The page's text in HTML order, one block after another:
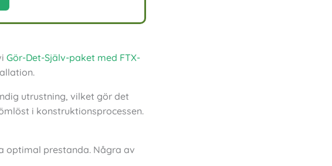
Gör-Det-Själv-paket med FTX-
utrustning, vilket gör det
i konstruktionsprocessen.
optimal prestanda. Några av